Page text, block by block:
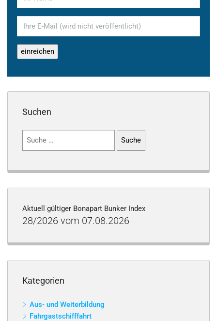
Suchen
Suchen
Aktuell gültiger Bonapart Bunker Index
28/2026 vom 07.08.2026
Kategorien
Aus- und Weiterbildung
Fahrgastschifffahrt